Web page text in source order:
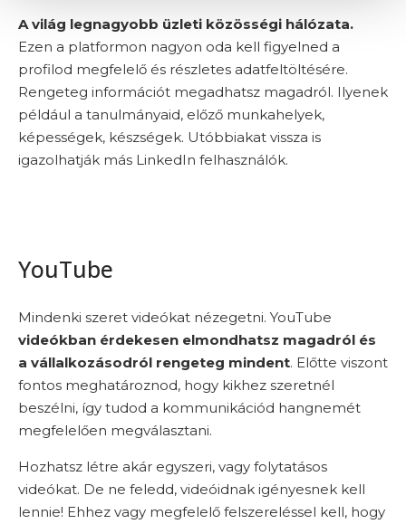
A világ legnagyobb üzleti közösségi hálózata.
Ezen a platformon nagyon oda kell figyelned a
profilod megfelelő és részletes adatfeltöltésére.
Rengeteg információt megadhatsz magadról. Ilyenek
például a tanulmányaid, előző munkahelyek,
képességek, készségek. Utóbbiakat vissza is
igazolhatják más LinkedIn felhasználók.
YouTube
Mindenki szeret videókat nézegetni. YouTube
videókban érdekesen elmondhatsz magadról és
a vállalkozásodról rengeteg mindent. Előtte viszont
fontos meghatároznod, hogy kikhez szeretnél
beszélni, így tudod a kommunikációd hangnemét
megfelelően megválasztani.
Hozhatsz létre akár egyszeri, vagy folytatásos
videókat. De ne feledd, videóidnak igényesnek kell
lennie! Ehhez vagy megfelelő felszereléssel kell, hogy